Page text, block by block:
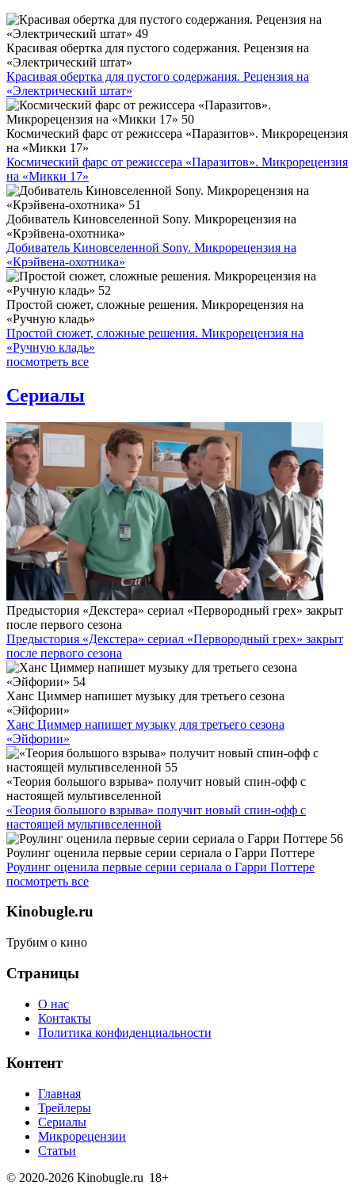
Красивая обертка для пустого содержания. Рецензия на
«Электрический штат»
Красивая обертка для пустого содержания. Рецензия на
«Электрический штат»
Космический фарс от режиссера «Паразитов». Микрорецензия
на «Микки 17»
Космический фарс от режиссера «Паразитов». Микрорецензия
на «Микки 17»
Добиватель Киновселенной Sony. Микрорецензия на
«Крэйвена-охотника»
Добиватель Киновселенной Sony. Микрорецензия на
«Крэйвена-охотника»
Простой сюжет, сложные решения. Микрорецензия на
«Ручную кладь»
Простой сюжет, сложные решения. Микрорецензия на
«Ручную кладь»
посмотреть все
Сериалы
Предыстория «Декстера» сериал «Первородный грех» закрыт
после первого сезона
Предыстория «Декстера» сериал «Первородный грех» закрыт
после первого сезона
Ханс Циммер напишет музыку для третьего сезона
«Эйфории»
Ханс Циммер напишет музыку для третьего сезона
«Эйфории»
«Теория большого взрыва» получит новый спин-офф с
настоящей мультивселенной
«Теория большого взрыва» получит новый спин-офф с
настоящей мультивселенной
Роулинг оценила первые серии сериала о Гарри Поттере
Роулинг оценила первые серии сериала о Гарри Поттере
посмотреть все
Kinobugle.ru
Трубим о кино
Страницы
О нас
Контакты
Политика конфиденциальности
Контент
Главная
Трейлеры
Сериалы
Микрорецензии
Статьи
© 2020-2026 Kinobugle.ru 18+